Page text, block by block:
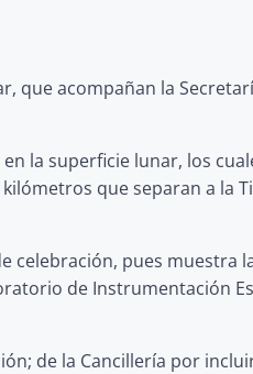
que acompañan la
la superficie lunar, los
que separan a la
celebración, pues muestra
de Instrumentación
de la Cancillería por